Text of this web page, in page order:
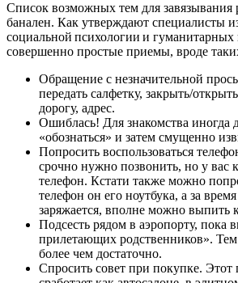
Список возможных тем для завязывания
банален. Как утверждают специалисты
социальной психологии и гуманитарных
совершенно простые приемы, вроде
Обращение с незначительной
передать салфетку, закрыть/
дорогу, адрес.
Ошиблась! Для знакомства иногда
«обознаться» и затем смущенно
Попросить воспользоваться
срочно нужно позвонить, но у вас
телефон. Кстати также можно
телефон он его ноутбука, а за
заряжается, вполне можно выпить
Подсесть рядом в аэропорту, пока
прилетающих родственников». Тем
более чем достаточно.
Спросить совет при покупке. Этот